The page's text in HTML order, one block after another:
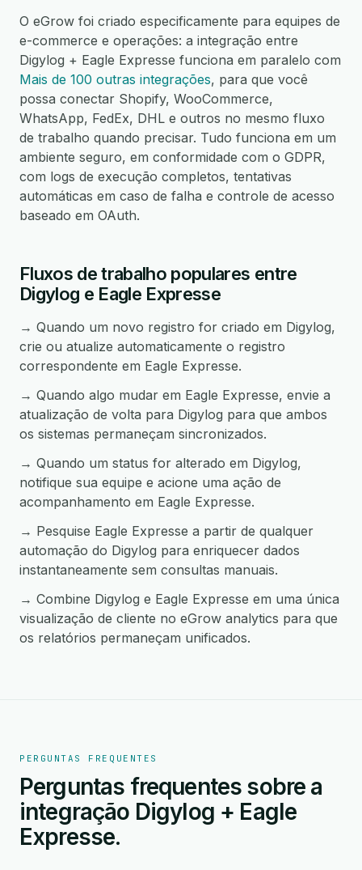
O eGrow foi criado especificamente para equipes de
e-commerce e operações: a integração entre
Digylog + Eagle Expresse funciona em paralelo com
Mais de 100 outras integrações, para que você
possa conectar Shopify, WooCommerce,
WhatsApp, FedEx, DHL e outros no mesmo fluxo
de trabalho quando precisar. Tudo funciona em um
ambiente seguro, em conformidade com o GDPR,
com logs de execução completos, tentativas
automáticas em caso de falha e controle de acesso
baseado em OAuth.
Fluxos de trabalho populares entre
Digylog e Eagle Expresse
→ Quando um novo registro for criado em Digylog,
crie ou atualize automaticamente o registro
correspondente em Eagle Expresse.
→ Quando algo mudar em Eagle Expresse, envie a
atualização de volta para Digylog para que ambos
os sistemas permaneçam sincronizados.
→ Quando um status for alterado em Digylog,
notifique sua equipe e acione uma ação de
acompanhamento em Eagle Expresse.
→ Pesquise Eagle Expresse a partir de qualquer
automação do Digylog para enriquecer dados
instantaneamente sem consultas manuais.
→ Combine Digylog e Eagle Expresse em uma única
visualização de cliente no eGrow analytics para que
os relatórios permaneçam unificados.
PERGUNTAS FREQUENTES
Perguntas frequentes sobre a
integração Digylog + Eagle
Expresse.